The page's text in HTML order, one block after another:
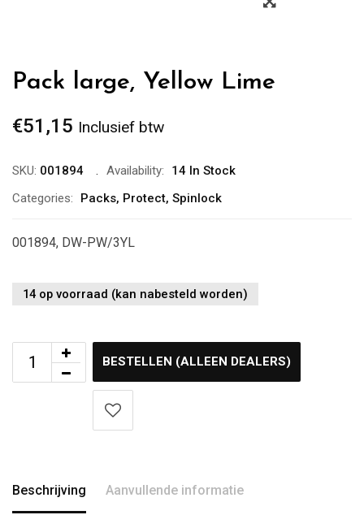
Pack large, Yellow Lime
€51,15 Inclusief btw
SKU: 001894 Availability:
14 In Stock
Categories:
Packs, Protect, Spinlock
001894, DW-PW/3YL
14 op voorraad (kan nabesteld worden)
BESTELLEN (ALLEEN DEALERS)
Beschrijving Aanvullende informatie